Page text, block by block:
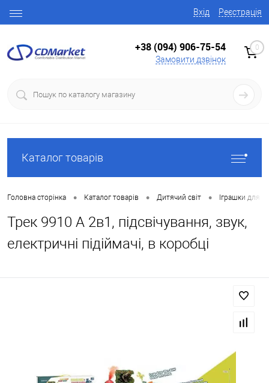
Вхід Реєстрація
+38 (094) 906-75-54
Замовити дзвінок
0
Каталог товарів
Головна сторінка • Каталог товарів • Дитячий світ • Іграшки для
Трек 9910 A 2в1, підсвічування, звук,
електричні підіймачі, в коробці